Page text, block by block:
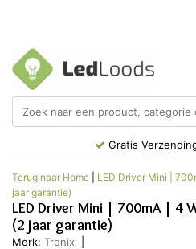
Gratis
Terug naar Home
LED Driver Mini |
jaar garantie)
LED Driver Mini | 700mA | 4
(2 jaar garantie)
Merk: Tronix